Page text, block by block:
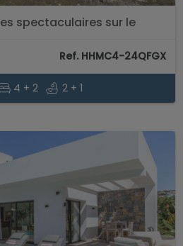
spectaculaires sur le
Ref. HHMC4-24QFGX
4 + 2 2 + 1